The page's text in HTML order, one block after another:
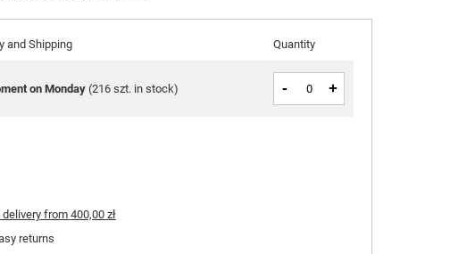
and Shipping Quantity
on Monday (216 szt. in stock) - +
from 400,00 zł
returns